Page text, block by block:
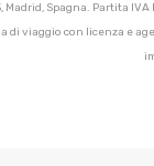
Madrid, Spagna. Partita
di viaggio con licenza e